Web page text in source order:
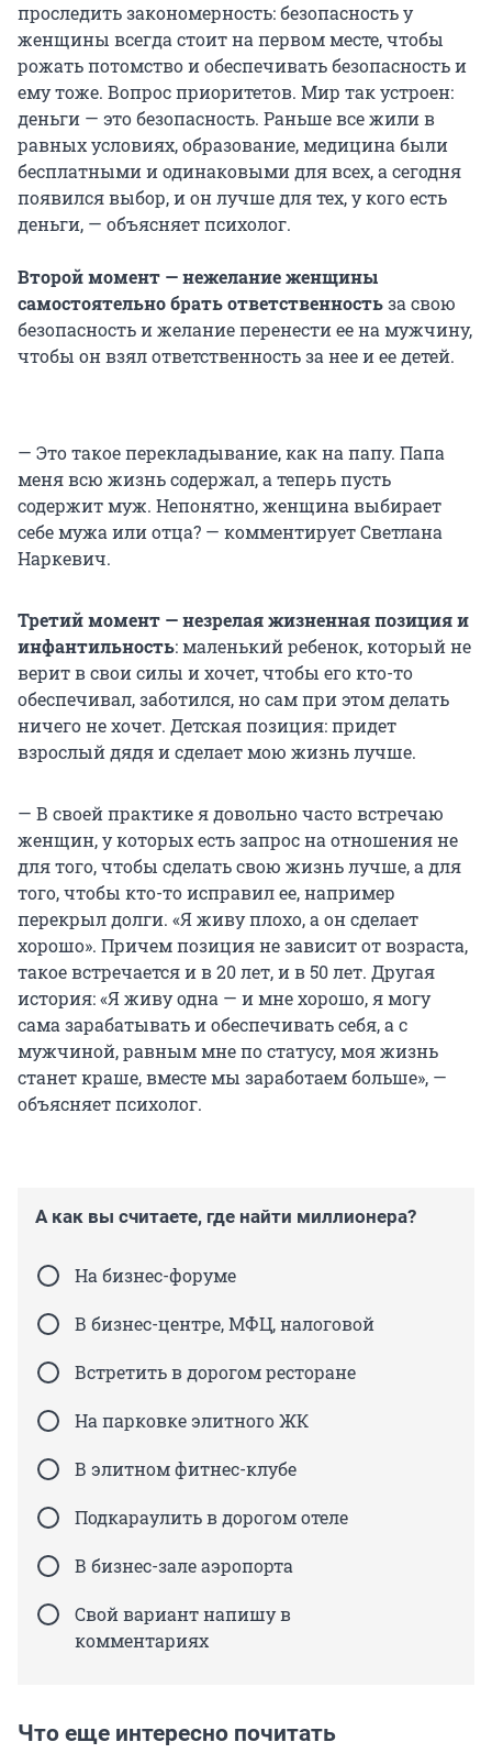
проследить закономерность: безопасность у
женщины всегда стоит на первом месте, чтобы
рожать потомство и обеспечивать безопасность и
ему тоже. Вопрос приоритетов. Мир так устроен:
деньги — это безопасность. Раньше все жили в
равных условиях, образование, медицина были
бесплатными и одинаковыми для всех, а сегодня
появился выбор, и он лучше для тех, у кого есть
деньги, — объясняет психолог.
Второй момент — нежелание женщины
самостоятельно брать ответственностьза свою
безопасность и желание перенести ее на мужчину,
чтобы он взял ответственность за нее и ее детей.
— Это такое перекладывание, как на папу. Папа
меня всю жизнь содержал, а теперь пусть
содержит муж. Непонятно, женщина выбирает
себе мужа или отца? — комментирует Светлана
Наркевич.
Третий момент — незрелая жизненная позиция и
инфантильность: маленький ребенок, который не
верит в свои силы и хочет, чтобы его кто-то
обеспечивал, заботился, но сам при этом делать
ничего не хочет. Детская позиция: придет
взрослый дядя и сделает мою жизнь лучше.
— В своей практике я довольно часто встречаю
женщин, у которых есть запрос на отношения не
для того, чтобы сделать свою жизнь лучше, а для
того, чтобы кто-то исправил ее, например
перекрыл долги. «Я живу плохо, а он сделает
хорошо». Причем позиция не зависит от возраста,
такое встречается и в 20 лет, и в 50 лет. Другая
история: «Я живу одна — и мне хорошо, я могу
сама зарабатывать и обеспечивать себя, а с
мужчиной, равным мне по статусу, моя жизнь
станет краше, вместе мы заработаем больше», —
объясняет психолог.
А как вы считаете, где найти миллионера?
На бизнес-форуме
В бизнес-центре, МФЦ, налоговой
Встретить в дорогом ресторане
На парковке элитного ЖК
В элитном фитнес-клубе
Подкараулить в дорогом отеле
В бизнес-зале аэропорта
Свой вариант напишу в
комментариях
Что еще интересно почитать